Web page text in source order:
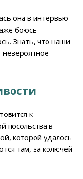
она в интервью
боюсь
Знать, что наши
к
посольства в
которой удалось
там, за колючей